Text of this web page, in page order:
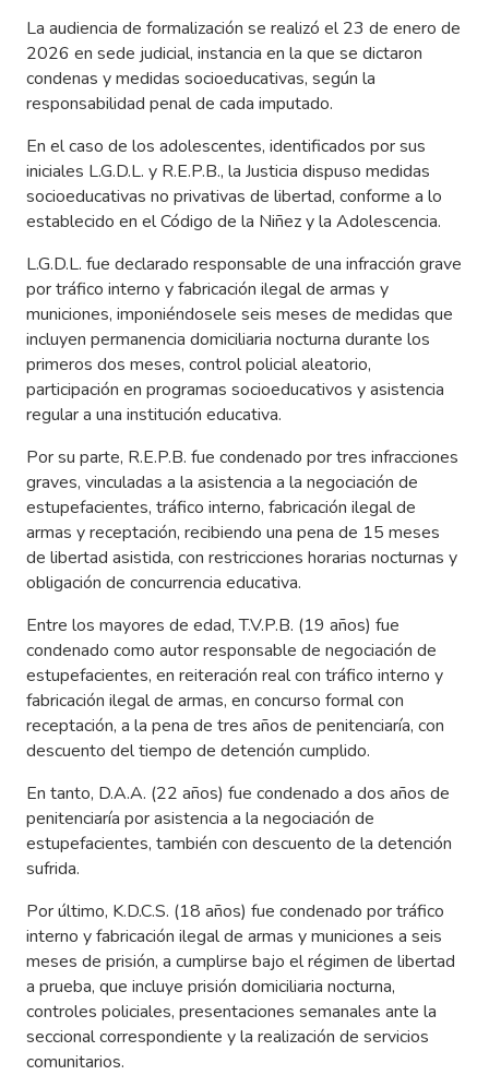
La audiencia de formalización se realizó el 23 de enero de
2026 en sede judicial, instancia en la que se dictaron
condenas y medidas socioeducativas, según la
responsabilidad penal de cada imputado.
En el caso de los adolescentes, identificados por sus
iniciales L.G.D.L. y R.E.P.B., la Justicia dispuso medidas
socioeducativas no privativas de libertad, conforme a lo
establecido en el Código de la Niñez y la Adolescencia.
L.G.D.L. fue declarado responsable de una infracción grave
por tráfico interno y fabricación ilegal de armas y
municiones, imponiéndosele seis meses de medidas que
incluyen permanencia domiciliaria nocturna durante los
primeros dos meses, control policial aleatorio,
participación en programas socioeducativos y asistencia
regular a una institución educativa.
Por su parte, R.E.P.B. fue condenado por tres infracciones
graves, vinculadas a la asistencia a la negociación de
estupefacientes, tráfico interno, fabricación ilegal de
armas y receptación, recibiendo una pena de 15 meses
de libertad asistida, con restricciones horarias nocturnas y
obligación de concurrencia educativa.
Entre los mayores de edad, T.V.P.B. (19 años) fue
condenado como autor responsable de negociación de
estupefacientes, en reiteración real con tráfico interno y
fabricación ilegal de armas, en concurso formal con
receptación, a la pena de tres años de penitenciaría, con
descuento del tiempo de detención cumplido.
En tanto, D.A.A. (22 años) fue condenado a dos años de
penitenciaría por asistencia a la negociación de
estupefacientes, también con descuento de la detención
sufrida.
Por último, K.D.C.S. (18 años) fue condenado por tráfico
interno y fabricación ilegal de armas y municiones a seis
meses de prisión, a cumplirse bajo el régimen de libertad
a prueba, que incluye prisión domiciliaria nocturna,
controles policiales, presentaciones semanales ante la
seccional correspondiente y la realización de servicios
comunitarios.